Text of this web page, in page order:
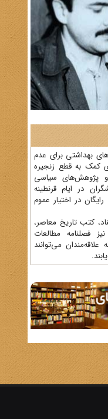
بهداشتی برای عدم
کووید 19 و برای کمک به قطع زنجیره
پژوهش‌های سیاسی
در ایام قرنطینه
در اختیار عموم
کتب تاریخ معاصر،
فصلنامه مطالعات
می‌توانند